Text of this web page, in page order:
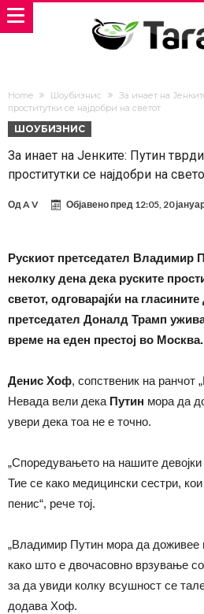
Home Шоубизнис
За инает на
проститутки се најдобри на светот
ШОУБИЗНИС
За инает на Јенките: Путин
проститутки се најдобри на
ОдA V Објавено пред 12:05, 20
Рускиот претседател Владимир
неколку дена дека руските
светот, одговарајќи на
претседател Доналд Трамп
време на еден престој во Москва.
Денис Хоф, сопственик на ранчот
Невада вели дека Путин мора да
увери дека тоа не е точно.
„Споредувањето на нашите
Тие се како медицински сестри,
пенис“, рече тој.
„Владимир Путин мора да доживее
како што е двочасовно врзување
за да увиди колку всушност се
додава Хоф.